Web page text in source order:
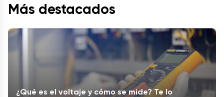
Más destacados
¿Qué es el voltaje y cómo se mide? Te lo